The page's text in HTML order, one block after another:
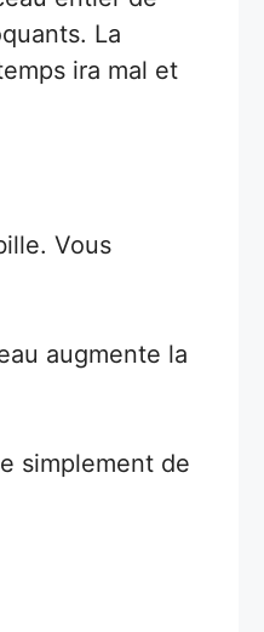
La
ira mal et
Vous
augmente la
simplement de